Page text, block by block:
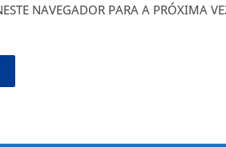
NAVEGADOR PARA A PRÓXIMA